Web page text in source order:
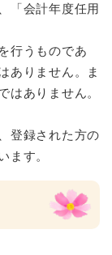
「会計年度任用
行うものであ
ありません。ま
はありません。
登録された方の
ます。